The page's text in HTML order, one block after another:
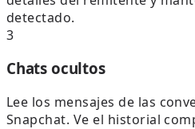
detectado.
3
Chats ocultos
Lee los mensajes de las
Snapchat. Ve el historial